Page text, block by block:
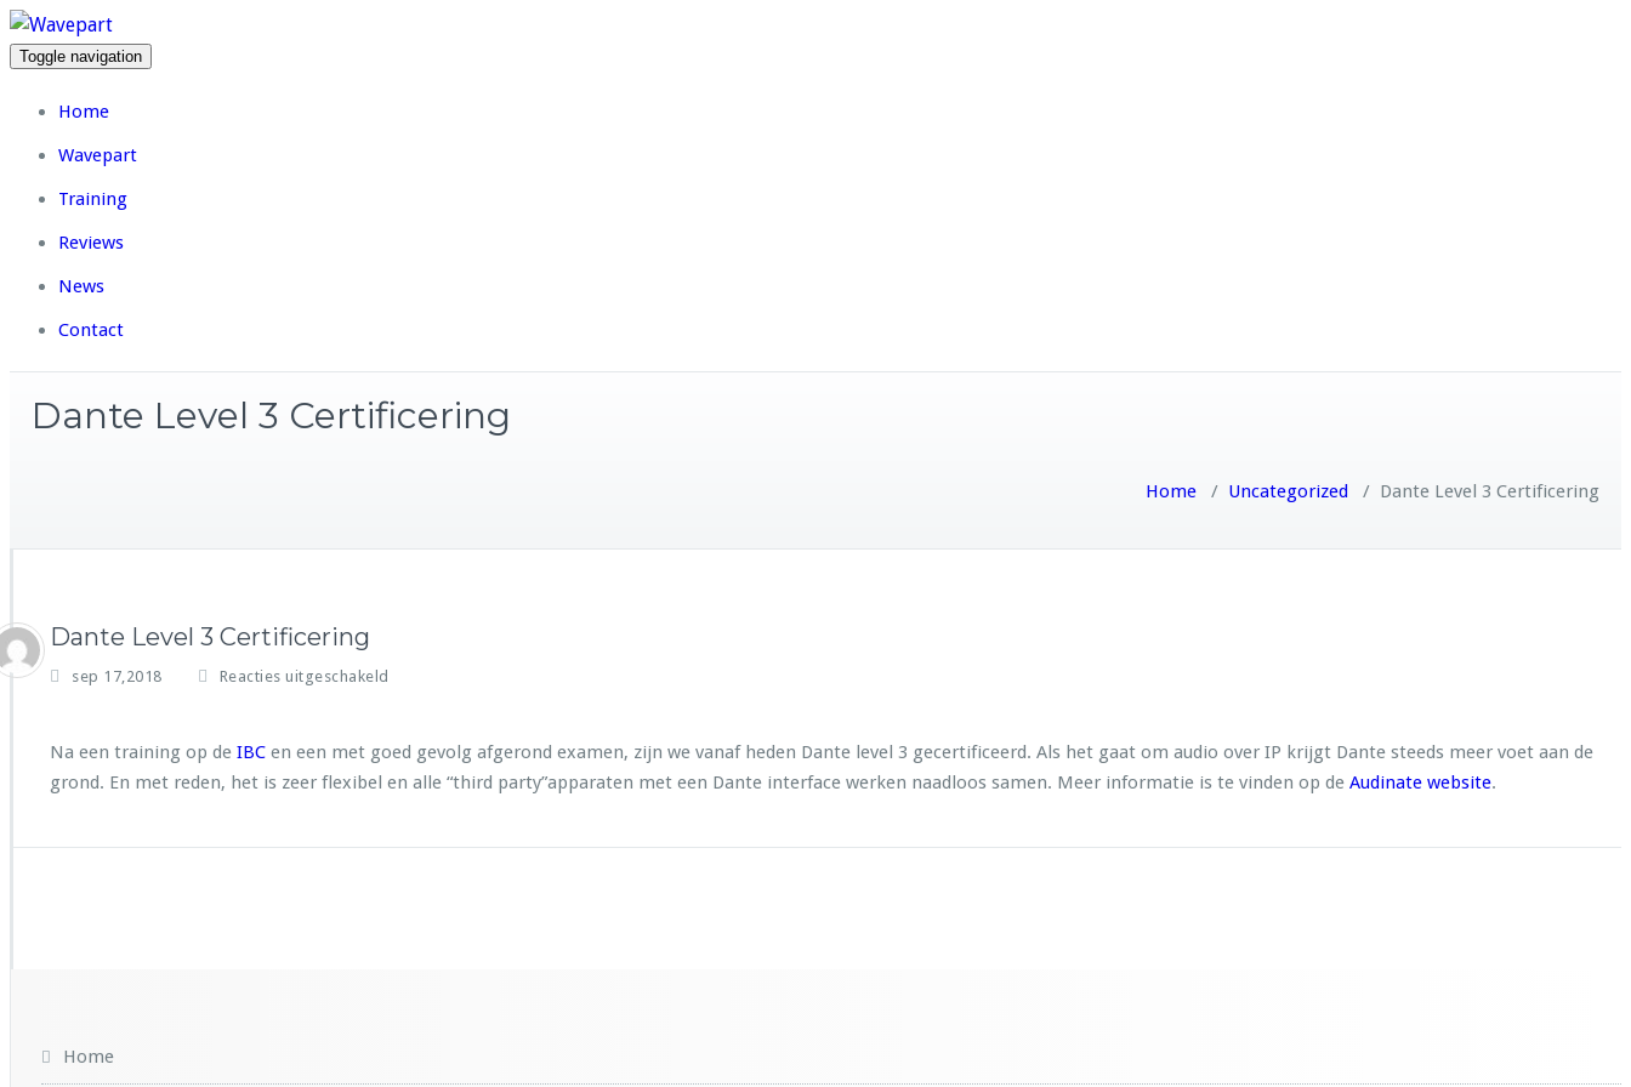
Toggle navigation
Home
Wavepart
Training
Reviews
News
Contact
Dante Level 3 Certificering
Home / Uncategorized / Dante Level 3 Certificering
Dante Level 3 Certificering
sep 17,2018 Reacties uitgeschakeld
3
Certificering
Na een training op de IBC en een met goed gevolg afgerond examen, zijn we vanaf heden Dante level 3 gecertificeerd. Als het gaat om audio over IP krijgt Dante steeds meer voet aan de
grond. En met reden, het is zeer flexibel en alle “third party”apparaten met een Dante interface werken naadloos samen. Meer informatie is te vinden op de Audinate website.
Home